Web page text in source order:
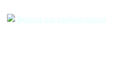
Версия для слабовидящих